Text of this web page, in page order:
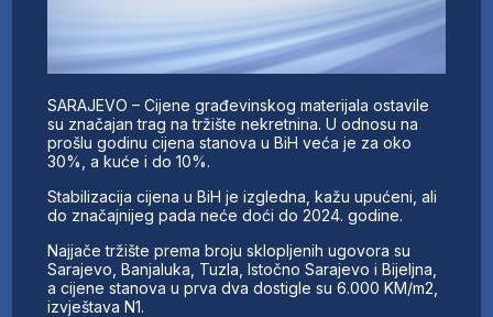
SARAJEVO – Cijene građevinskog materijala ostavile
su značajan trag na tržište nekretnina. U odnosu na
prošlu godinu cijena stanova u BiH veća je za oko
30%, a kuće i do 10%.
Stabilizacija cijena u BiH je izgledna, kažu upućeni, ali
do značajnijeg pada neće doći do 2024. godine.
Najjače tržište prema broju sklopljenih ugovora su
Sarajevo, Banjaluka, Tuzla, Istočno Sarajevo i Bijeljna,
a cijene stanova u prva dva dostigle su 6.000 KM/m2,
izvještava N1.